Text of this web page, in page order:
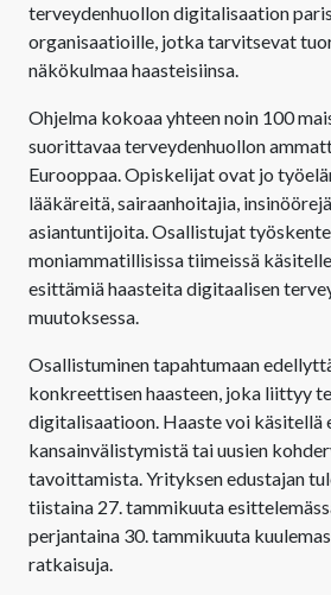
terveydenhuollon digitalisaation
organisaatioille, jotka tarvitsevat
näkökulmaa haasteisiinsa.
Ohjelma kokoaa yhteen noin 100
suorittavaa terveydenhuollon
Eurooppaa. Opiskelijat ovat jo
lääkäreitä, sairaanhoitajia,
asiantuntijoita. Osallistujat
moniammatillisissa tiimeissä
esittämiä haasteita digitaalisen
muutoksessa.
Osallistuminen tapahtumaan
konkreettisen haasteen, joka liittyy
digitalisaatioon. Haaste voi käsitellä
kansainvälistymistä tai uusien
tavoittamista. Yrityksen edustajan
tiistaina 27. tammikuuta
perjantaina 30. tammikuuta
ratkaisuja.